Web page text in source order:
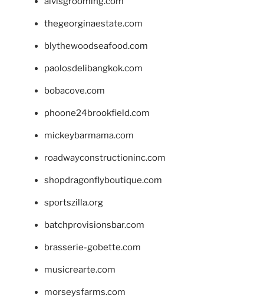
thegeorginaestate.com
blythewoodseafood.com
paolosdelibangkok.com
bobacove.com
phoone24brookfield.com
mickeybarmama.com
roadwayconstructioninc.com
shopdragonflyboutique.com
sportszilla.org
batchprovisionsbar.com
brasserie-gobette.com
musicrearte.com
morseysfarms.com